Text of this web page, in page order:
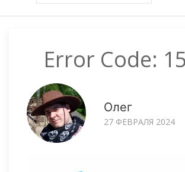
Error Code:
Олег
27 ФЕВРАЛЯ 2024